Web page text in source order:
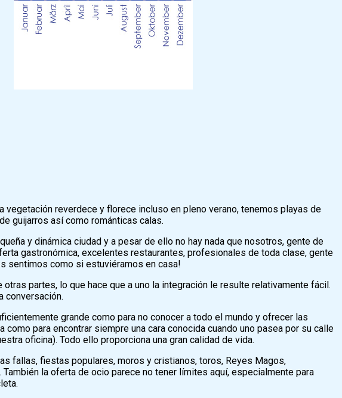
vegetación reverdece y florece incluso en pleno verano, tenemos playas de
guijarros así como románticas calas.
y dinámica ciudad y a pesar de ello no hay nada que nosotros, gente de
gastronómica, excelentes restaurantes, profesionales de toda clase, gente
sentimos como si estuviéramos en casa!
partes, lo que hace que a uno la integración le resulte relativamente fácil.
conversación.
grande como para no conocer a todo el mundo y ofrecer las
para encontrar siempre una cara conocida cuando uno pasea por su calle
oficina). Todo ello proporciona una gran calidad de vida.
fallas, fiestas populares, moros y cristianos, toros, Reyes Magos,
la oferta de ocio parece no tener límites aquí, especialmente para